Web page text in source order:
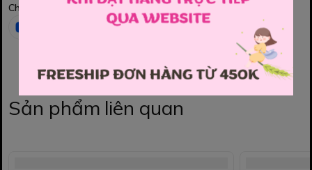
Chia sẻ
Sản phẩm liên quan